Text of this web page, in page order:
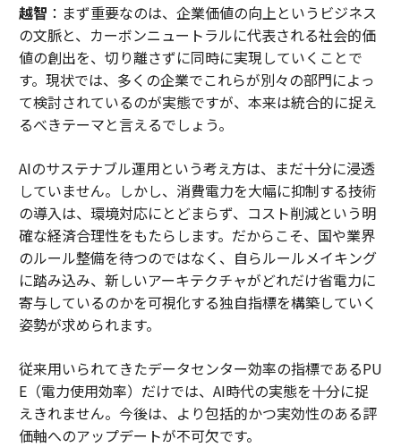
越智 ：まず重要なのは、企業価値の向上というビジネス
の文脈と、カーボンニュートラルに代表される社会的価
値の創出を、切り離さずに同時に実現していくことで
す。現状では、多くの企業でこれらが別々の部門によっ
て検討されているのが実態ですが、本来は統合的に捉え
るべきテーマと言えるでしょう。
AIのサステナブル運用という考え方は、まだ十分に浸透
していません。しかし、消費電力を大幅に抑制する技術
の導入は、環境対応にとどまらず、コスト削減という明
確な経済合理性をもたらします。だからこそ、国や業界
のルール整備を待つのではなく、自らルールメイキング
に踏み込み、新しいアーキテクチャがどれだけ省電力に
寄与しているのかを可視化する独自指標を構築していく
姿勢が求められます。
従来用いられてきたデータセンター効率の指標であるPU
E（電力使用効率）だけでは、AI時代の実態を十分に捉
えきれません。今後は、より包括的かつ実効性のある評
価軸へのアップデートが不可欠です。